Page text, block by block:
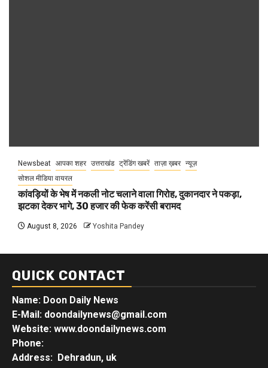
Newsbeat आपका शहर उत्तराखंड ट्रेंडिंग खबरें ताज़ा ख़बर न्यूज़
सोशल मीडिया वायरल
कांवड़ियों के भेष में नकली नोट चलाने वाला गिरोह, दुकानदार ने पकड़ा,
झटका देकर भागे, 30 हजार की फेक करेंसी बरामद
August 8, 2026 Yoshita Pandey
QUICK CONTACT
Name: Doon Daily News
E-Mail: doondailynews@gmail.com
Website: www.doondailynews.com
Phone:
Address: Dehradun, uk